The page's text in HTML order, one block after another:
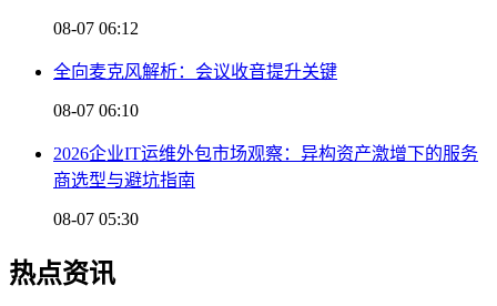
08-07 06:12
全向麦克风解析：会议收音提升关键
08-07 06:10
2026企业IT运维外包市场观察：异构资产激增下的服务
商选型与避坑指南
08-07 05:30
热点资讯